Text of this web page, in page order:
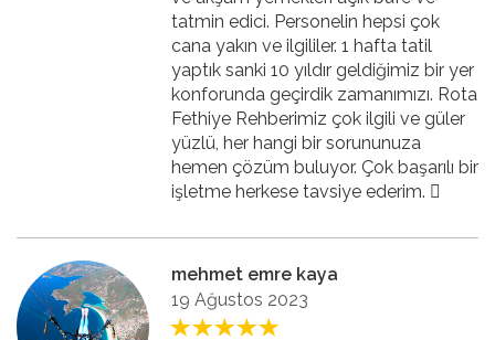
tatmin edici. Personelin hepsi çok
cana yakın ve ilgililer. 1 hafta tatil
yaptık sanki 10 yıldır geldiğimiz bir yer
konforunda geçirdik zamanımızı. Rota
Fethiye Rehberimiz çok ilgili ve güler
yüzlü, her hangi bir sorununuza
hemen çözüm buluyor. Çok başarılı bir
işletme herkese tavsiye ederim. 🏻
mehmet emre kaya
19 Ağustos 2023